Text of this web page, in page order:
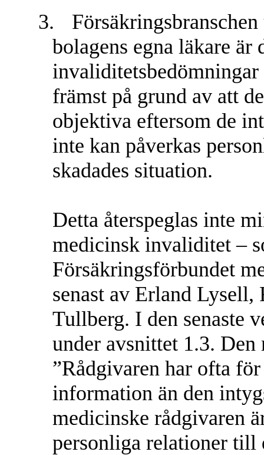
3.
bolagens egna läkare är
invaliditetsbedömningar
främst på grund av att
objektiva eftersom de
inte kan påverkas
skadades situation.
Detta återspeglas inte
medicinsk invaliditet –
Försäkringsförbundet
senast av Erland Lysell,
Tullberg. I den senaste
under avsnittet 1.3.
”Rådgivaren har ofta
information än den
medicinske rådgivaren
personliga relationer till